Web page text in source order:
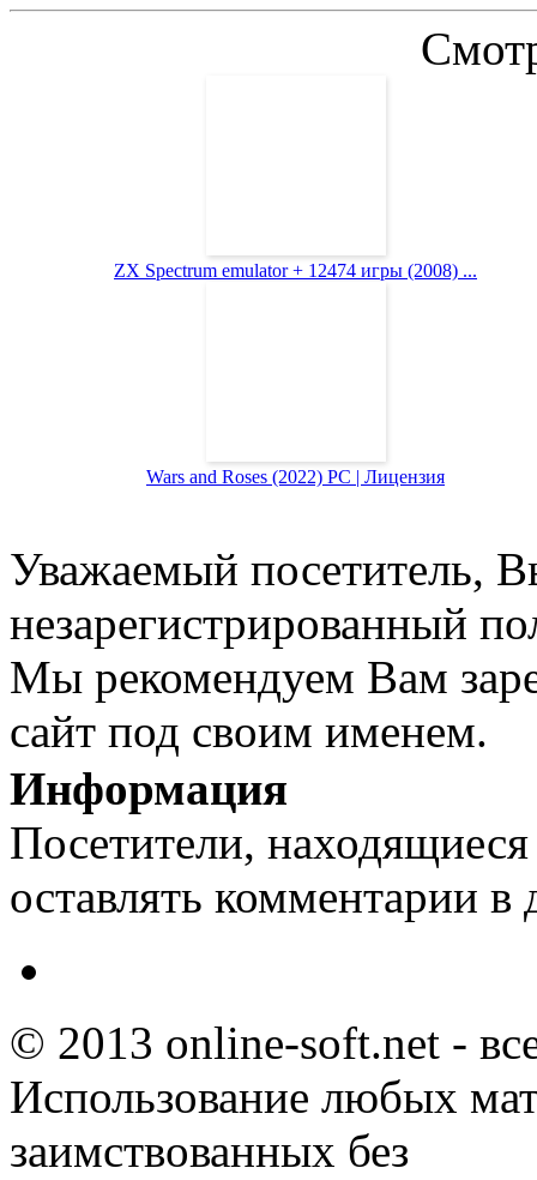
ZX Spectrum emulator + 12474 игры (2008) ...
Wars and Roses (2022) PC | Лицензия
Уважаемый посетитель,
незарегистрированный
Мы рекомендуем Вам
сайт под своим именем.
Информация
Посетители,
оставлять комментарии в
© 2013 online-soft.net -
Использование любых
заимствованных без